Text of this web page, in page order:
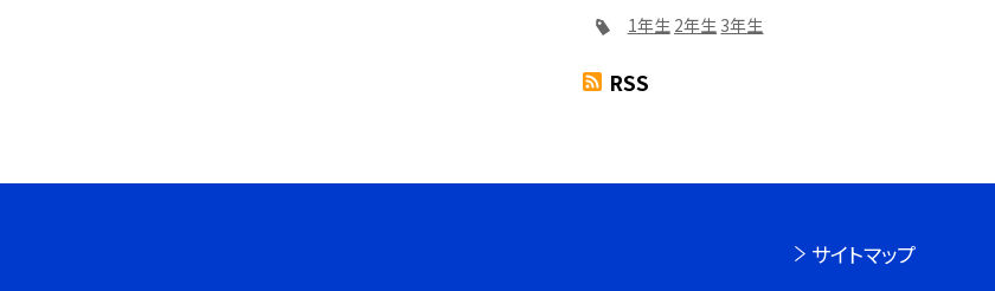
1年生 2年生 3年生
RSS
サイトマップ